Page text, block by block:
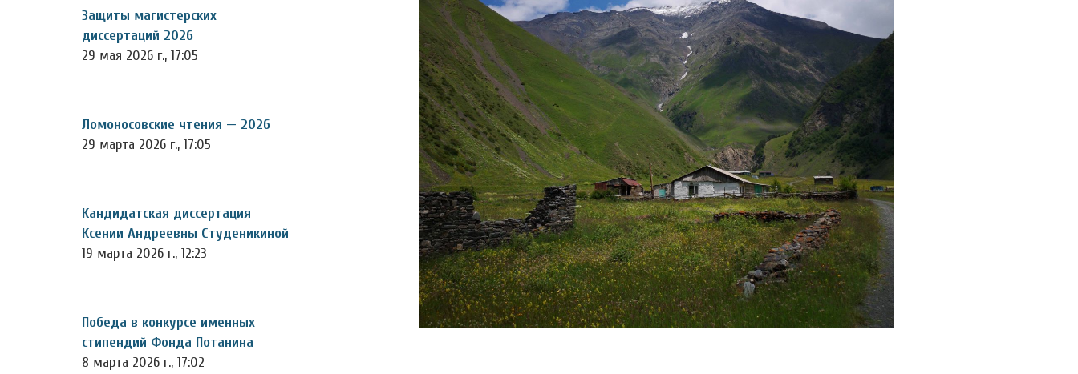
Защиты магистерских
диссертаций 2026
29 мая 2026 г., 17:05
Ломоносовские чтения — 2026
29 марта 2026 г., 17:05
Кандидатская диссертация
Ксении Андреевны Студеникиной
19 марта 2026 г., 12:23
Победа в конкурсе именных
стипендий Фонда Потанина
8 марта 2026 г., 17:02